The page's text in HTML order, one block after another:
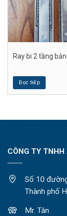
Ray bi 2 tầng
Đọc tiếp
CÔNG TY TNHH
Số 10
Thành phố
Mr. Tân :